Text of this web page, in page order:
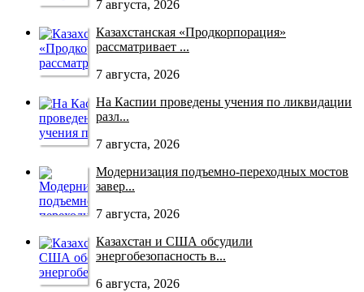
7 августа, 2026
Казахстанская «Продкорпорация»
рассматривает ...
7 августа, 2026
На Каспии проведены учения по ликвидации
разл...
7 августа, 2026
Модернизация подъемно-переходных мостов
завер...
7 августа, 2026
Казахстан и США обсудили
энергобезопасность в...
6 августа, 2026